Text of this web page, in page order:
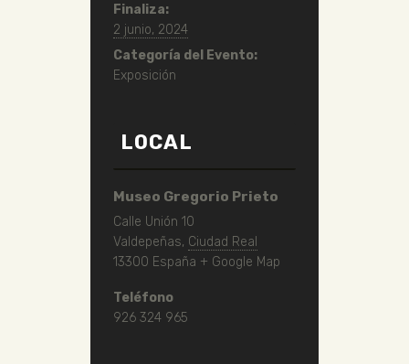
Finaliza:
2 junio, 2024
Categoría del Evento:
Exposición
LOCAL
Museo Gregorio Prieto
Calle Unión 10
Valdepeñas, Ciudad Real
13300 España + Google Map
Teléfono
926 324 965